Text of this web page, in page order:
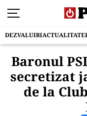
DEZVALUIRIACTUALITATE
Baronul
secretizat
de la